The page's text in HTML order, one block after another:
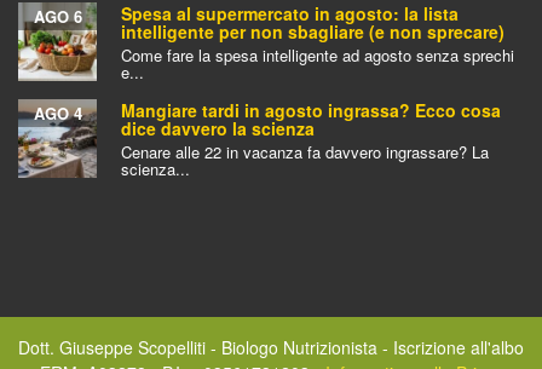
Spesa al supermercato in agosto: la lista
intelligente per non sbagliare (e non sprecare)
AGO 6
Come fare la spesa intelligente ad agosto senza sprechi
e...
Mangiare tardi in agosto ingrassa? Ecco cosa
dice davvero la scienza
AGO 4
Cenare alle 22 in vacanza fa davvero ingrassare? La
scienza...
Dott. Giuseppe Scopelliti - Biologo Nutrizionista - Iscrizione all'albo